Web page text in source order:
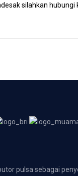
silahkan hubungi
pulsa sebagai